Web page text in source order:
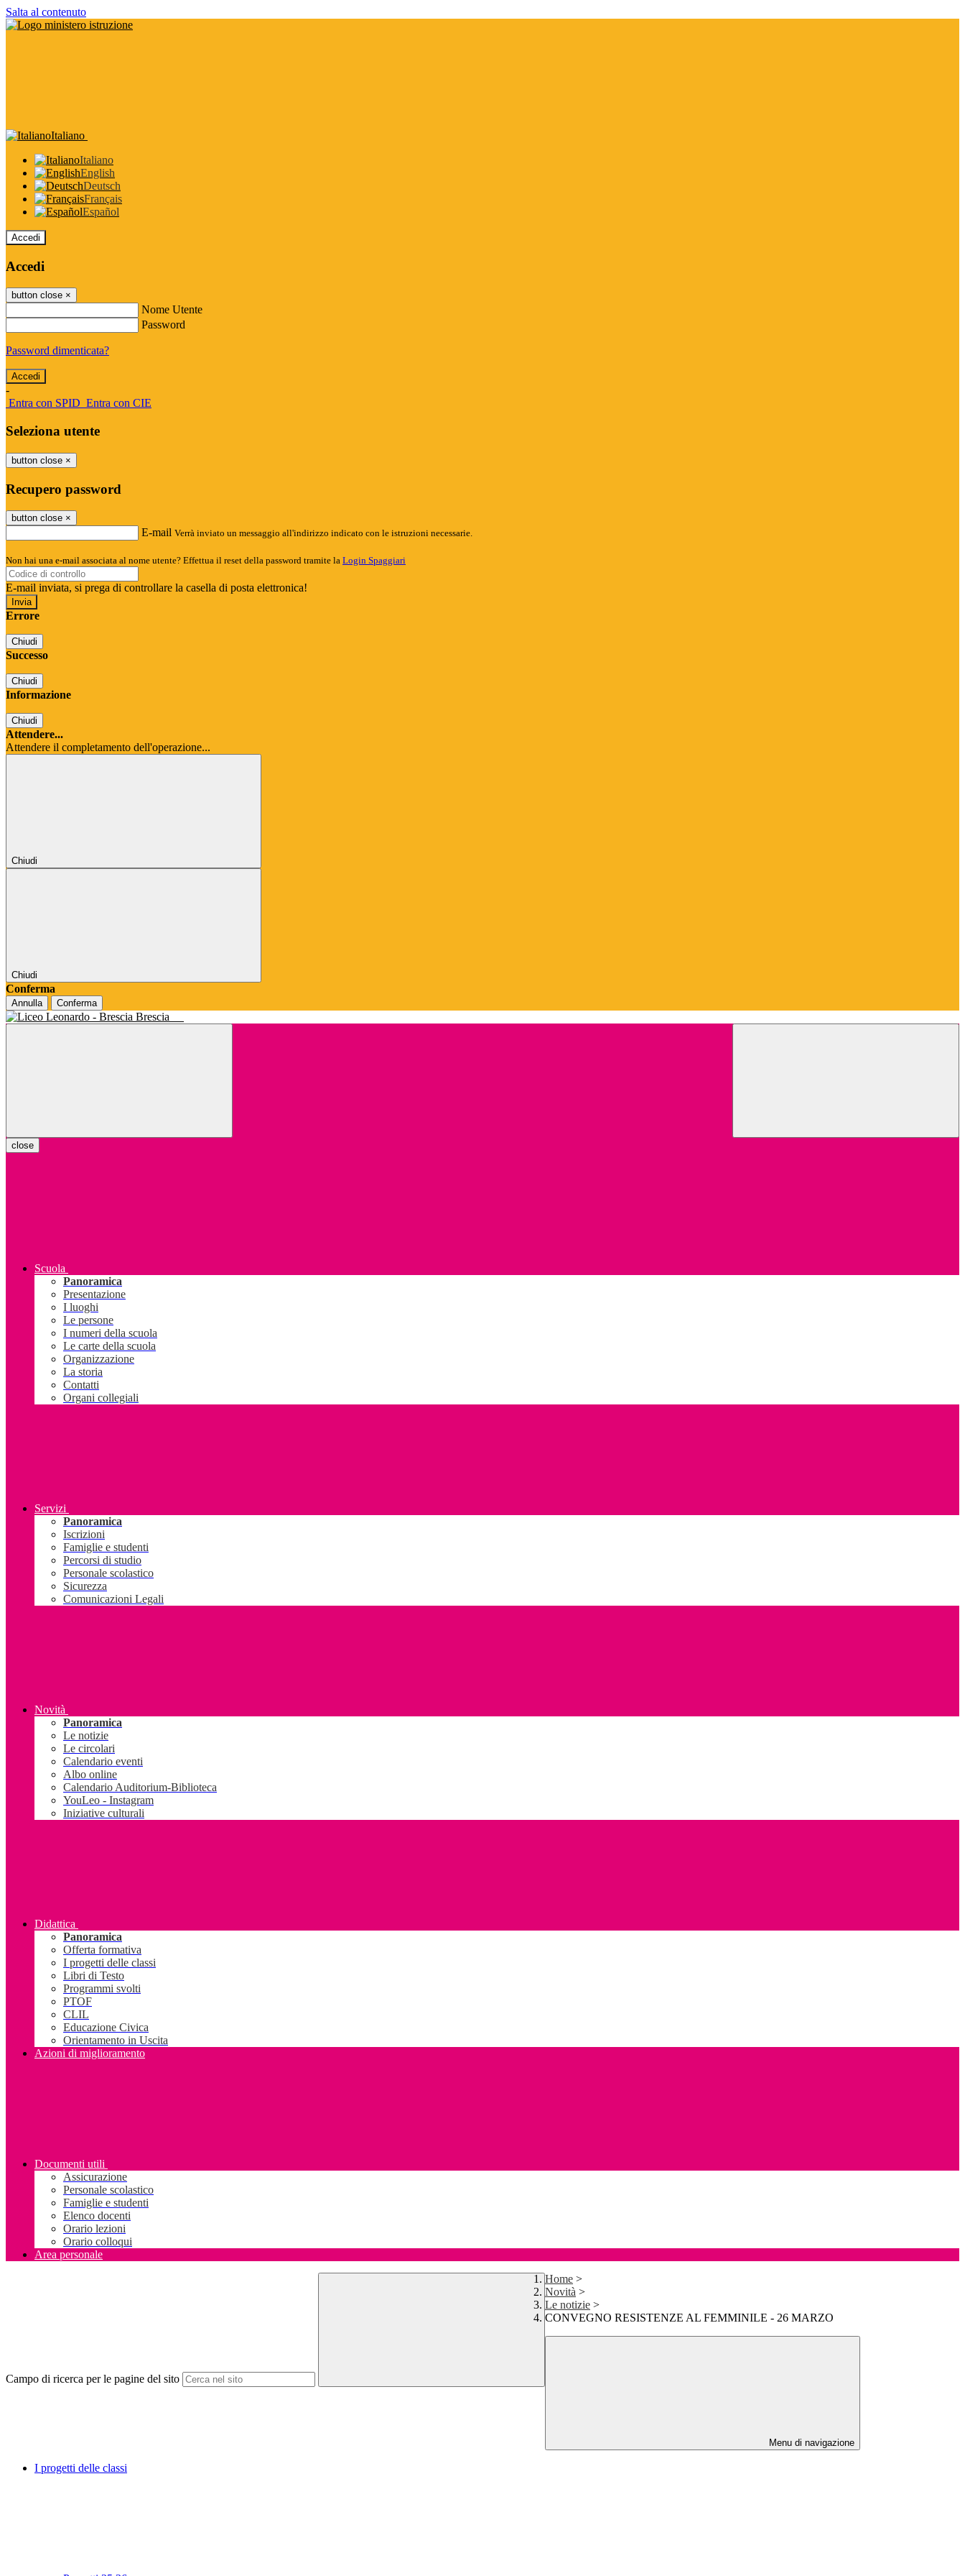
Salta al contenuto
Italiano
Italiano
English
Deutsch
Français
Español
Accedi
Accedi
button close ×
Nome Utente
Password
Password dimenticata?
-
Entra con SPID Entra con CIE
Seleziona utente
button close ×
Recupero password
button close ×
E-mail Verrà inviato un messaggio all'indirizzo indicato con le istruzioni necessarie.
Non hai una e-mail associata al nome utente? Effettua il reset della password tramite la Login Spaggiari
E-mail inviata, si prega di controllare la casella di posta elettronica!
Errore
Chiudi
Successo
Chiudi
Informazione
Chiudi
Attendere...
Attendere il completamento dell'operazione...
Chiudi
Chiudi
Conferma
Annulla Conferma
Brescia
close
Scuola
Panoramica
Presentazione
I luoghi
Le persone
I numeri della scuola
Le carte della scuola
Organizzazione
La storia
Contatti
Organi collegiali
Servizi
Panoramica
Iscrizioni
Famiglie e studenti
Percorsi di studio
Personale scolastico
Sicurezza
Comunicazioni Legali
Novità
Panoramica
Le notizie
Le circolari
Calendario eventi
Albo online
Calendario Auditorium-Biblioteca
YouLeo - Instagram
Iniziative culturali
Didattica
Panoramica
Offerta formativa
I progetti delle classi
Libri di Testo
Programmi svolti
PTOF
CLIL
Educazione Civica
Orientamento in Uscita
Azioni di miglioramento
Documenti utili
Assicurazione
Personale scolastico
Famiglie e studenti
Elenco docenti
Orario lezioni
Orario colloqui
Area personale
Campo di ricerca per le pagine del sito
Home >
Novità >
Le notizie >
CONVEGNO RESISTENZE AL FEMMINILE - 26 MARZO
Menu di navigazione
I progetti delle classi